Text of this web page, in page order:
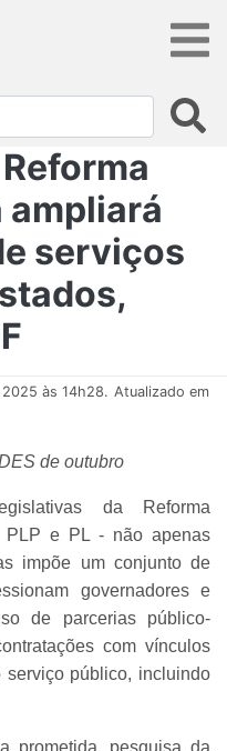
serviços
às 14h28. Atualizado em
de outubro
da Reforma
PLP e PL - não apenas
impõe um conjunto de
governadores e
de parcerias público-
com vínculos
serviço público, incluindo
prometida, pesquisa da